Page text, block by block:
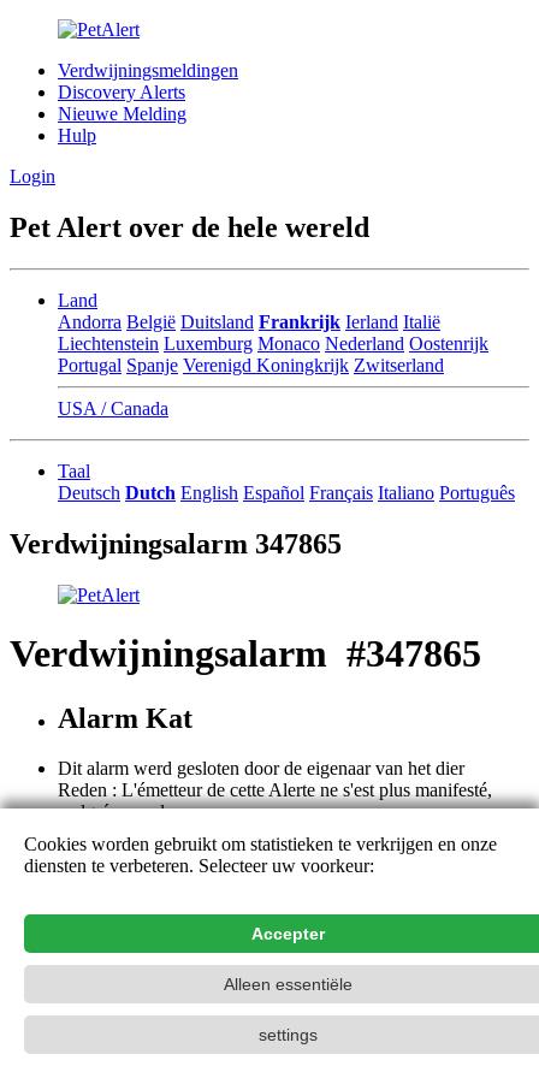
Verdwijningsmeldingen
Discovery Alerts
Nieuwe Melding
Hulp
Login
Pet Alert over de hele wereld
Land
Andorra België Duitsland Frankrijk Ierland Italië
Liechtenstein Luxemburg Monaco Nederland Oostenrijk
Portugal Spanje Verenigd Koningkrijk Zwitserland
USA / Canada
Taal
Deutsch Dutch English Español Français Italiano Português
Verdwijningsalarm 347865
Verdwijningsalarm #347865
Alarm Kat
Dit alarm werd gesloten door de eigenaar van het dier
Reden : L'émetteur de cette Alerte ne s'est plus manifesté,
malgré nos relances.
Dit alarm is gesloten. De details en de opmerkingen kunnen niet
meer geraadpleegd worden, behalve door de uitzender van het
Contact naam
PetAlert Het officiële zoeknetwerk,2015-2026
Cookies worden gebruikt om statistieken te verkrijgen en onze
diensten te verbeteren. Selecteer uw voorkeur:
Accepter
Alleen essentiële
settings